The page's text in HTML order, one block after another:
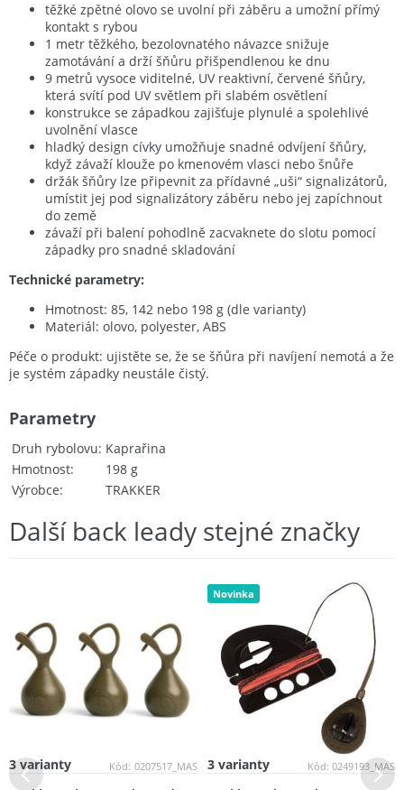
těžké zpětné olovo se uvolní při záběru a umožní přímý
kontakt s rybou
1 metr těžkého, bezolovnatého návazce snižuje
zamotávání a drží šňůru přišpendlenou ke dnu
9 metrů vysoce viditelné, UV reaktivní, červené šňůry,
která svítí pod UV světlem při slabém osvětlení
konstrukce se západkou zajišťuje plynulé a spolehlivé
uvolnění vlasce
hladký design cívky umožňuje snadné odvíjení šňůry,
když závaží klouže po kmenovém vlasci nebo šnůře
držák šňůry lze připevnit za přídavné „uši“ signalizátorů,
umístit jej pod signalizátory záběru nebo jej zapíchnout
do země
závaží při balení pohodlně zacvaknete do slotu pomocí
západky pro snadné skladování
Technické parametry:
Hmotnost: 85, 142 nebo 198 g (dle varianty)
Materiál: olovo, polyester, ABS
Péče o produkt: ujistěte se, že se šňůra při navíjení nemotá a že
je systém západky neustále čistý.
Druh rybolovu Kaprařina
Hmotnost
198 g
Výrobce
TRAKKER
Parametry
Další back leady stejné značky
Kód: 0207517_MAS
3 varianty
Novinka
Kód: 0249193_MAS
3 varianty